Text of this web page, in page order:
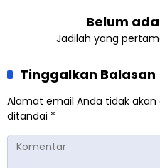
Belum
Jadilah yang
Tinggalkan Balasan
Alamat email Anda tidak akan
ditandai *